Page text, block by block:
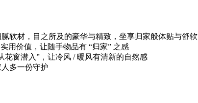
腻软材，目之所及的豪华与精致，坐享归家般体贴与舒软
用价值，让随手物品有 “归家” 之感
窗潜入”，让冷风 / 暖风有清新的自然感
人多一份守护